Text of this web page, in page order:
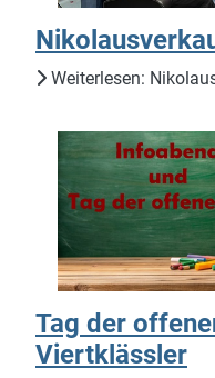
Weiterlesen:
Tag der
Viertklässler